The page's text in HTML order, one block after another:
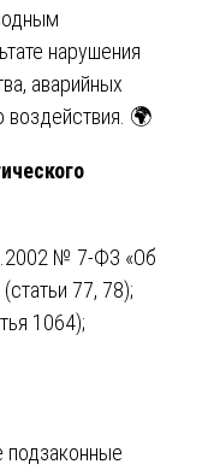
нарушения
аварийных
воздействия. 🌍
№ 7-ФЗ «Об
77, 78);
1064);
подзаконные